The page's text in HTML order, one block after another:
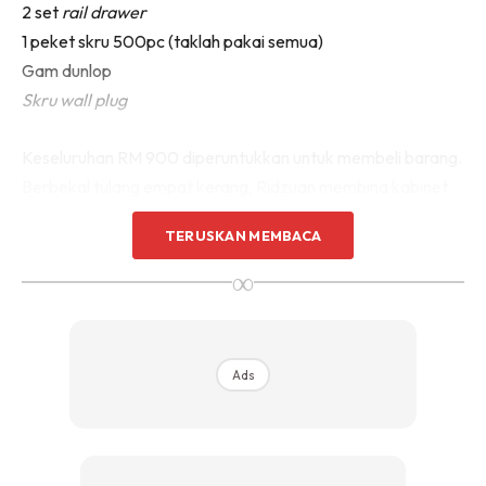
Sentuhan Midas penuh kemewahan dan elegant
untuk kediaman anda.
Rahsia dari IMPIANA, download sekarang di
2 set rail drawer
1 peket skru 500pc (taklah pakai semua)
Gam dunlop
Skru wall plug
dapur ini sehingga sempurna. Hanya melibatkan isteri
apabila betul-betul memerlukan pertolongan.
TERUSKAN MEMBACA
∞
Ads